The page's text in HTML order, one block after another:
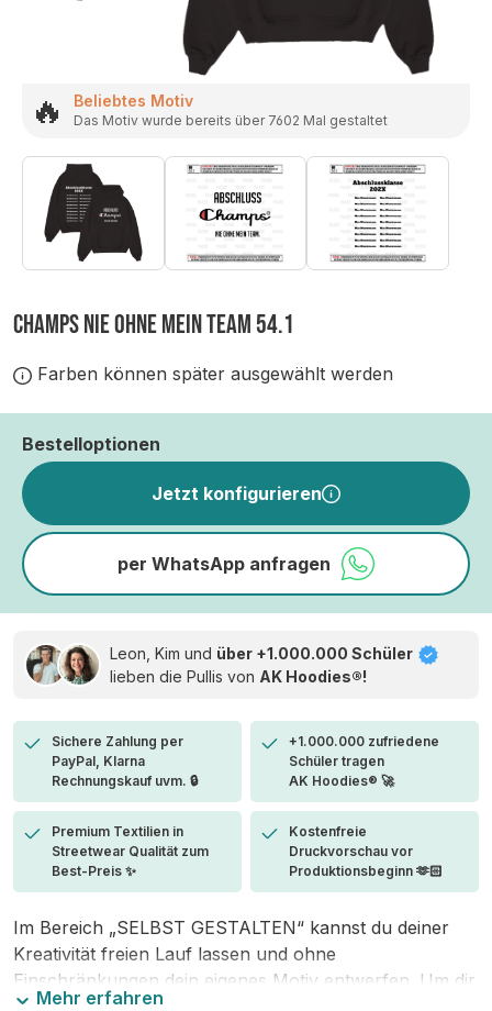
🔥 Beliebtes Motiv
Das Motiv wurde bereits über 7602 Mal gestaltet
CHAMPS NIE OHNE MEIN TEAM 54.1
Farben können später ausgewählt werden
Bestelloptionen
Jetzt konfigurieren
per WhatsApp anfragen
Leon, Kim und über +1.000.000 Schüler
lieben die Pullis von AK Hoodies®!
Sichere Zahlung per
PayPal, Klarna
Rechnungskauf uvm. 🔒
+1.000.000 zufriedene
Schüler tragen
AK Hoodies® 🚀
Premium Textilien in
Streetwear Qualität zum
Best-Preis ✨
Kostenfreie
Druckvorschau vor
Produktionsbeginn 🫶🏻
Im Bereich „SELBST GESTALTEN“ kannst du deiner
Kreativität freien Lauf lassen und ohne
Einschränkungen dein eigenes Motiv entwerfen. Um dir
Mehr erfahren